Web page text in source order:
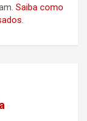
Saiba como
.